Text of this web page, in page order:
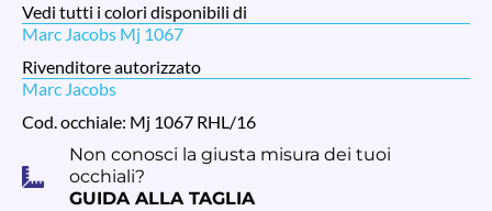
Vedi tutti i colori disponibili di
Marc Jacobs Mj 1067
Rivenditore autorizzato
Marc Jacobs
Cod. occhiale: Mj 1067 RHL/16
Non conosci la giusta misura dei tuoi
occhiali?
GUIDA ALLA TAGLIA